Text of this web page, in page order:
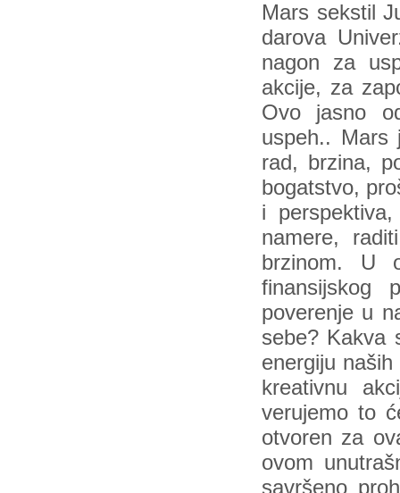
Mars sekstil
darova
nagon za
akcije, za
Ovo jasno
uspeh.. Mars
rad, brzina,
bogatstvo,
i
namere,
brzinom. U
finansijskog
poverenje u
sebe? Kakva
energiju
kreativnu
verujemo to
otvoren za
ovom
savršeno